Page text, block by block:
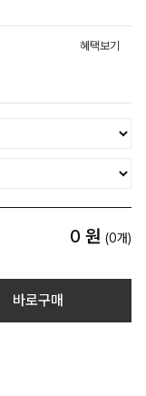
혜택보기
0 원 (0개)
바로구매